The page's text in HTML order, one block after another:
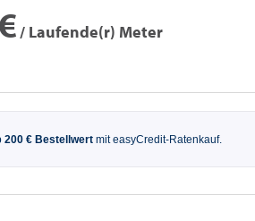
/ Laufende(r) Meter